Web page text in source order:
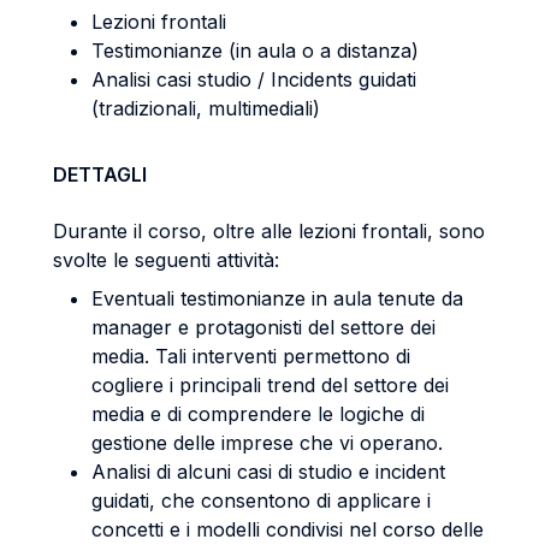
Lezioni frontali
Testimonianze (in aula o a distanza)
Analisi casi studio / Incidents guidati
(tradizionali, multimediali)
DETTAGLI
Durante il corso, oltre alle lezioni frontali, sono
svolte le seguenti attività:
Eventuali testimonianze in aula tenute da
manager e protagonisti del settore dei
media. Tali interventi permettono di
cogliere i principali trend del settore dei
media e di comprendere le logiche di
gestione delle imprese che vi operano.
Analisi di alcuni casi di studio e incident
guidati, che consentono di applicare i
concetti e i modelli condivisi nel corso delle